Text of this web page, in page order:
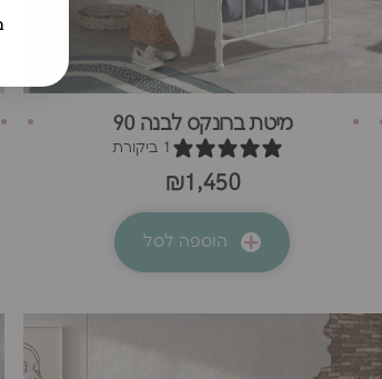
מיטת ברונקס לבנה 90
1 ביקורת
₪1,450
הוספה לסל